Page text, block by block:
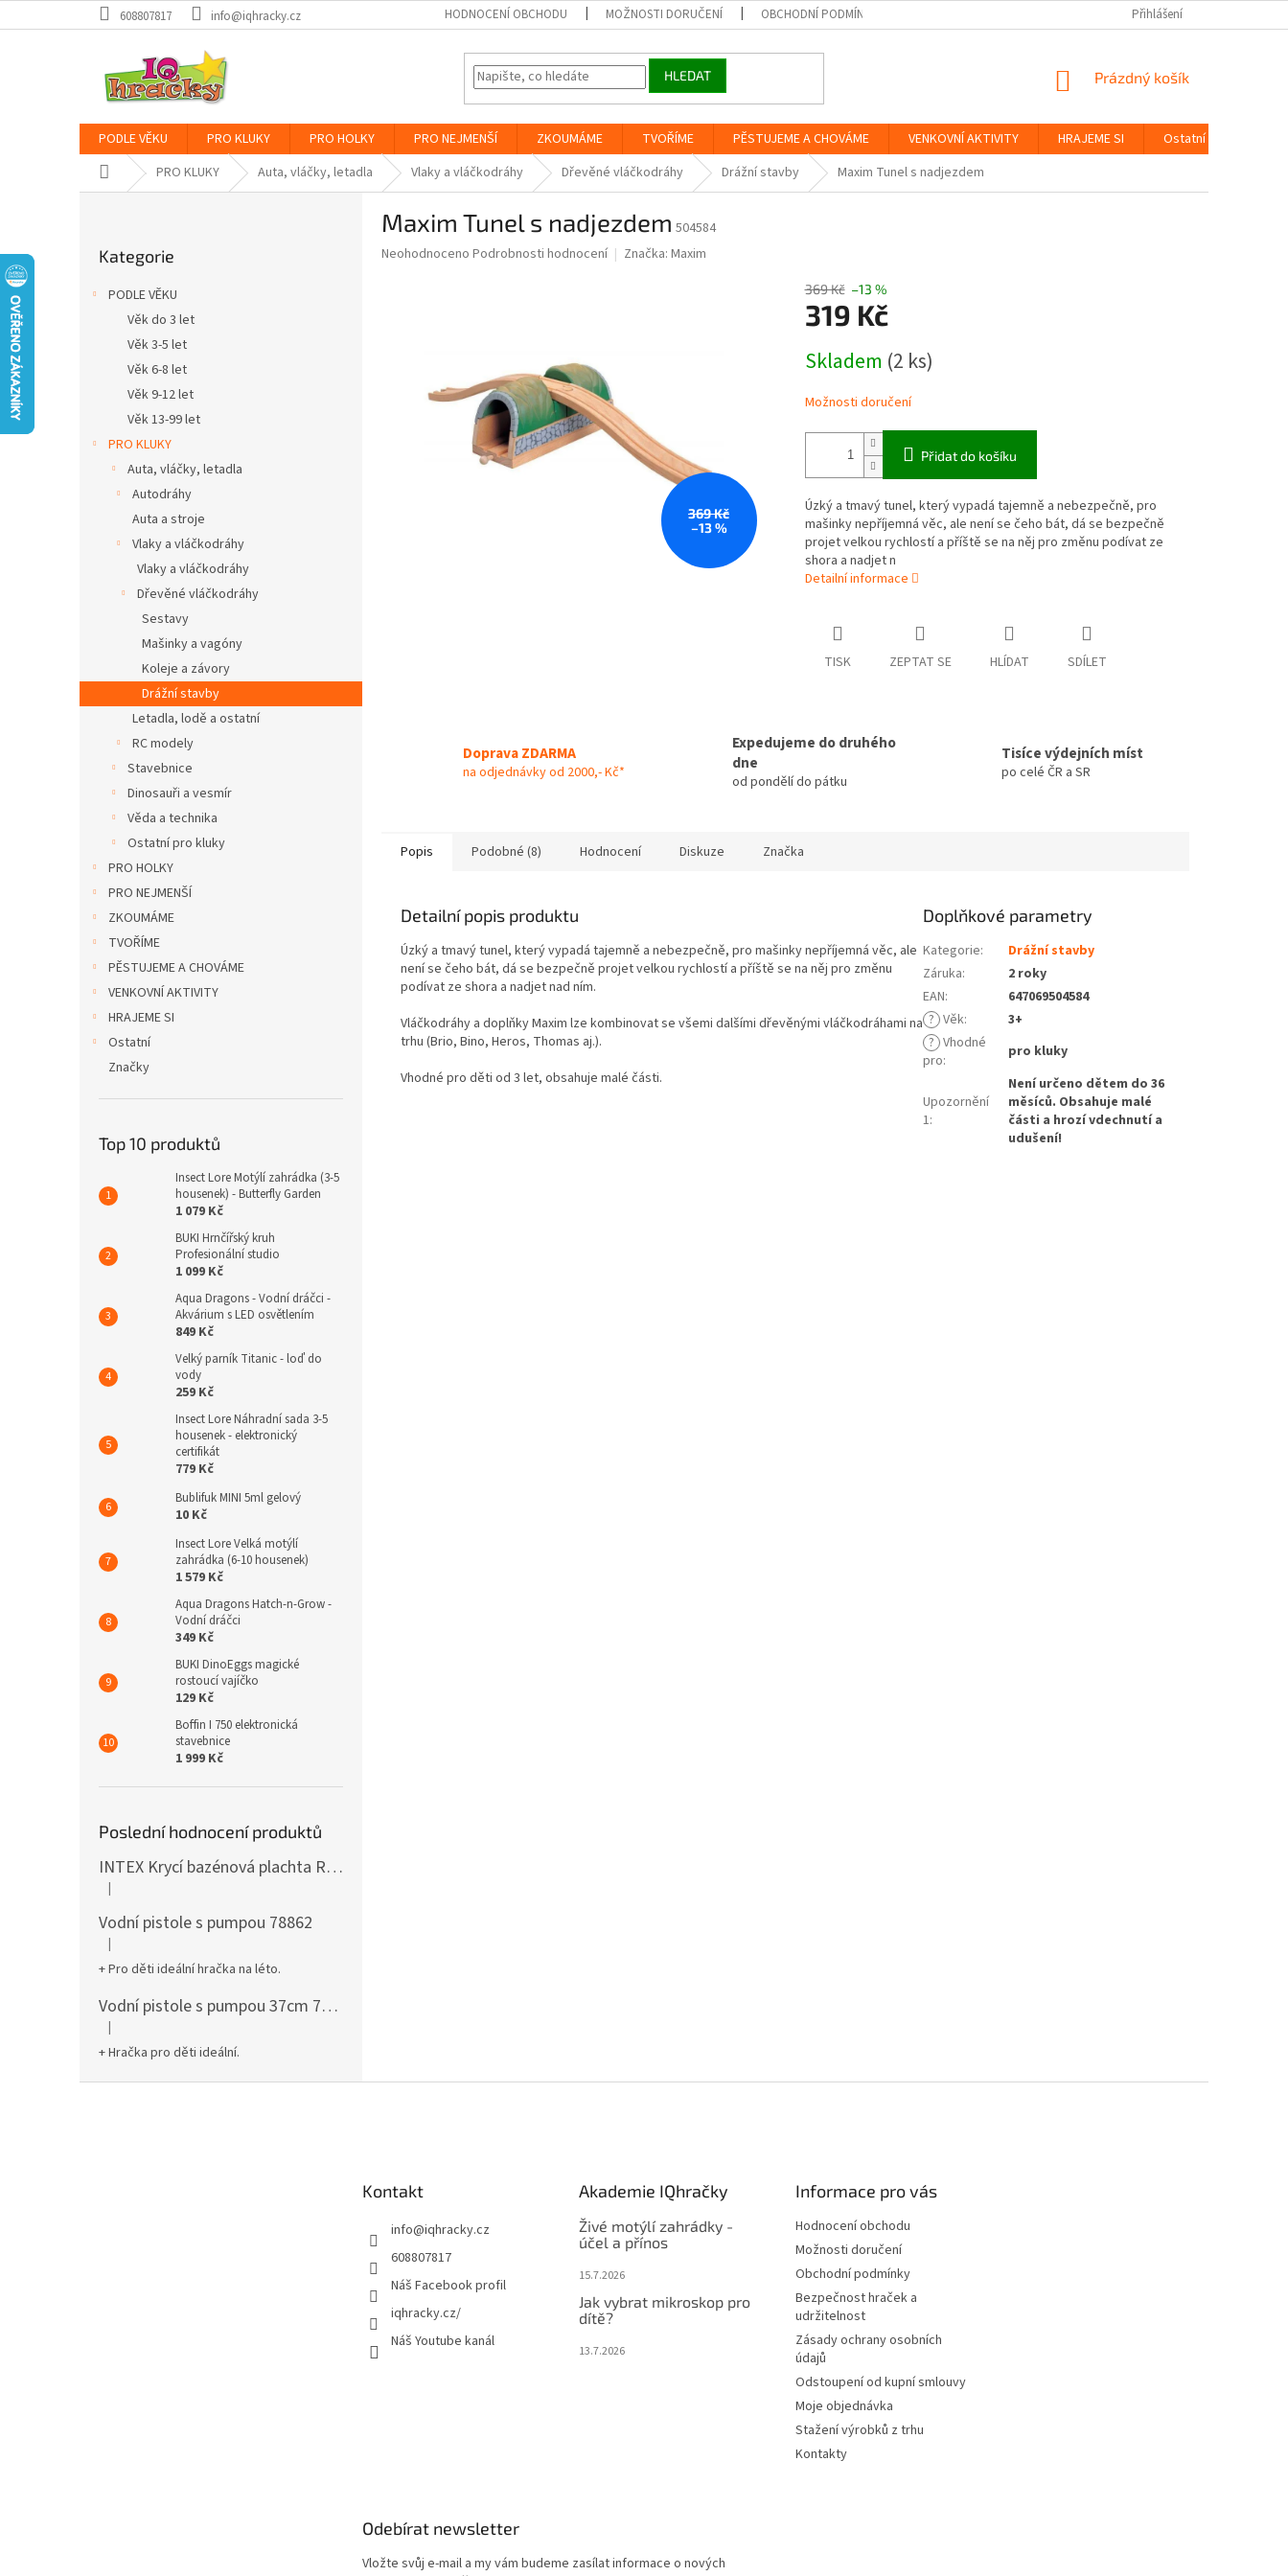
na
608807817 info@iqhracky.cz HODNOCENÍ OBCHODU MOŽNOSTI DORUČENÍ OBCHODNÍ PODMÍNKY ZÁSADY OCHRANY
Přihlášení
HLEDAT
NÁKUPNÍ
Prázdný košík
PODLE VĚKU PRO KLUKY PRO HOLKY PRO NEJMENŠÍ ZKOUMÁME TVOŘÍME PĚSTUJEME A CHOVÁME VENKOVNÍ AKTIVITY HRAJEME SI Ostatní
Domů PRO KLUKY Auta, vláčky, letadla Vlaky a vláčkodráhy Dřevěné vláčkodráhy Drážní stavby Maxim Tunel s nadjezdem
kategorie
Kategorie
PODLE VĚKU
Věk do 3 let
Věk 3-5 let
Věk 6-8 let
Věk 9-12 let
Věk 13-99 let
PRO KLUKY
Auta, vláčky, letadla
Autodráhy
Auta a stroje
Vlaky a vláčkodráhy
Vlaky a vláčkodráhy
Dřevěné vláčkodráhy
Sestavy
Mašinky a vagóny
Koleje a závory
Drážní stavby
Letadla, lodě a ostatní
RC modely
Stavebnice
Dinosauři a vesmír
Věda a technika
Ostatní pro kluky
PRO HOLKY
PRO NEJMENŠÍ
ZKOUMÁME
TVOŘÍME
PĚSTUJEME A CHOVÁME
VENKOVNÍ AKTIVITY
HRAJEME SI
Ostatní
Značky
Top 10 produktů
Insect Lore Motýlí zahrádka (3-5
housenek) - Butterfly Garden
1 079 Kč
BUKI Hrnčířský kruh
Profesionální studio
1 099 Kč
Aqua Dragons - Vodní dráčci -
Akvárium s LED osvětlením
849 Kč
Velký parník Titanic - loď do
vody
259 Kč
Insect Lore Náhradní sada 3-5
housenek - elektronický
certifikát
779 Kč
Bublifuk MINI 5ml gelový
10 Kč
Insect Lore Velká motýlí
zahrádka (6-10 housenek)
1 579 Kč
Aqua Dragons Hatch-n-Grow -
Vodní dráčci
349 Kč
BUKI DinoEggs magické
rostoucí vajíčko
129 Kč
Boffin I 750 elektronická
stavebnice
1 999 Kč
Poslední hodnocení produktů
INTEX Krycí bazénová plachta Round 305cm 28030
Hodnocení produktu je 5 z 5 hvězdiček.
|
Vodní pistole s pumpou 78862
Hodnocení produktu je 5 z 5 hvězdiček.
|
+ Pro děti ideální hračka na léto.
Vodní pistole s pumpou 37cm 78961
Hodnocení produktu je 5 z 5 hvězdiček.
|
+ Hračka pro děti ideální.
Maxim Tunel s nadjezdem 504584
Průměrné
Neohodnoceno Podrobnosti hodnocení Značka: Maxim
369 Kč
–13 %
369 Kč –13 %
319 Kč
cena:
Skladem (2 ks)
Možnosti doručení
Přidat do košíku
Úzký a tmavý tunel, který vypadá tajemně a nebezpečně, pro
mašinky nepříjemná věc, ale není se čeho bát, dá se bezpečně
projet velkou rychlostí a příště se na něj pro změnu podívat ze
shora a nadjet n
Detailní informace
TISK ZEPTAT SE HLÍDAT SDÍLET
Doprava ZDARMA
na odjednávky od 2000,- Kč*
Expedujeme do druhého
dne
od pondělí do pátku
Tisíce výdejních míst
po celé ČR a SR
Popis Podobné (8) Hodnocení Diskuze Značka
Detailní popis produktu
Úzký a tmavý tunel, který vypadá tajemně a nebezpečně, pro mašinky nepříjemná věc, ale
není se čeho bát, dá se bezpečně projet velkou rychlostí a příště se na něj pro změnu
podívat ze shora a nadjet nad ním.
Vláčkodráhy a doplňky Maxim lze kombinovat se všemi dalšími dřevěnými vláčkodráhami na
trhu (Brio, Bino, Heros, Thomas aj.).
Vhodné pro děti od 3 let, obsahuje malé části.
Doplňkové parametry
Kategorie:
Drážní stavby
Záruka:
2 roky
EAN:
647069504584
? Věk:
3+
? Vhodné
pro: pro kluky
Upozornění
1:
Není určeno dětem do 36
měsíců. Obsahuje malé
části a hrozí vdechnutí a
udušení!
Kontakt
info@iqhracky.cz
608807817
Náš Facebook profil
iqhracky.cz/
Náš Youtube kanál
Akademie IQhračky
Živé motýlí zahrádky -
účel a přínos
15.7.2026
Jak vybrat mikroskop pro
dítě?
13.7.2026
Informace pro vás
Hodnocení obchodu
Možnosti doručení
Obchodní podmínky
Bezpečnost hraček a
udržitelnost
Zásady ochrany osobních
údajů
Odstoupení od kupní smlouvy
Moje objednávka
Stažení výrobků z trhu
Kontakty
Odebírat newsletter
Vložte svůj e-mail a my vám budeme zasílat informace o nových